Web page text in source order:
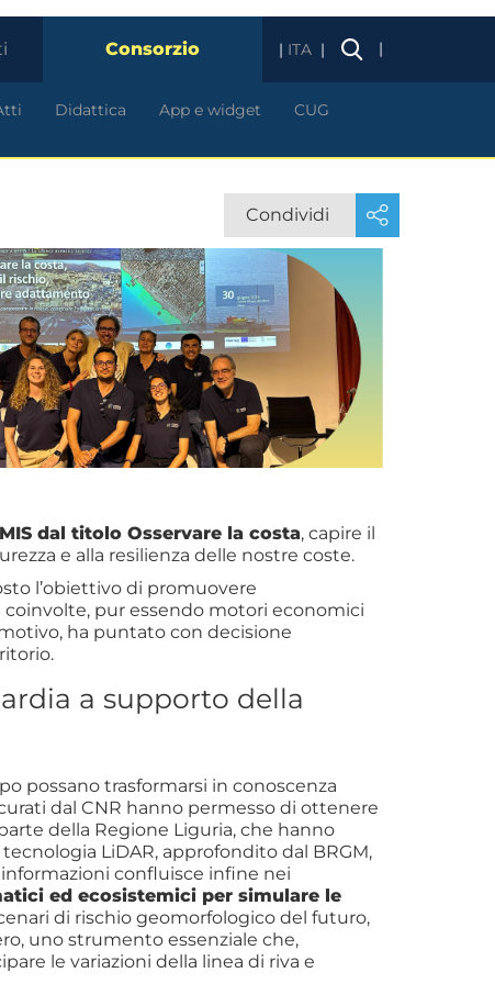
Consorzio
Didattica App e widget CUG
ITA |
Condividi
dal titolo Osservare la costa, capire il
e alla resilienza delle nostre coste.
l’obiettivo di promuovere
coinvolte, pur essendo motori economici
ha puntato con decisione
a supporto della
possano trasformarsi in conoscenza
dal CNR hanno permesso di ottenere
della Regione Liguria, che hanno
LiDAR, approfondito dal BRGM,
confluisce infine nei
ed ecosistemici per simulare le
di rischio geomorfologico del futuro,
uno strumento essenziale che,
le variazioni della linea di riva e